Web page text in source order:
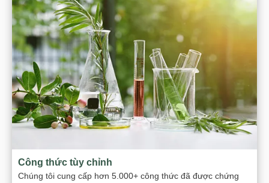
Công thức tùy chỉnh
Chúng tôi cung cấp hơn 5.000+ công thức đã được chứng